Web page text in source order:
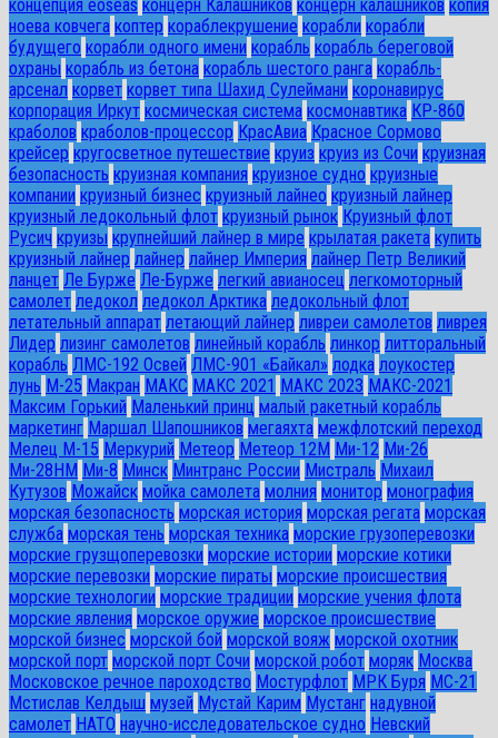
концепция eoseas концерн Калашников концерн калашников копия
ноева ковчега коптер кораблекрушение корабли корабли
будущего корабли одного имени корабль корабль береговой
охраны корабль из бетона корабль шестого ранга корабль-
арсенал корвет корвет типа Шахид Сулеймани коронавирус
корпорация Иркут космическая система космонавтика КР-860
краболов краболов-процессор КрасАвиа Красное Сормово
крейсер кругосветное путешествие круиз круиз из Сочи круизная
безопасность круизная компания круизное судно круизные
компании круизный бизнес круизный лайнео круизный лайнер
круизный ледокольный флот круизный рынок Круизный флот
Русич круизы крупнейший лайнер в мире крылатая ракета купить
круизный лайнер лайнер лайнер Империя лайнер Петр Великий
ланцет Ле Бурже Ле-Бурже легкий авианосец легкомоторный
самолет ледокол ледокол Арктика ледокольный флот
летательный аппарат летающий лайнер ливреи самолетов ливрея
Лидер лизинг самолетов линейный корабль линкор литторальный
корабль ЛМС-192 Освей ЛМС-901 «Байкал» лодка лоукостер
лунь М-25 Макран МАКС МАКС 2021 МАКС 2023 МАКС-2021
Максим Горький Маленький принц малый ракетный корабль
маркетинг Маршал Шапошников мегаяхта межфлотский переход
Мелец М-15 Меркурий Метеор Метеор 12М Ми-12 Ми-26
Ми-28HM Ми-8 Минск Минтранс России Мистраль Михаил
Кутузов Можайск мойка самолета молния монитор монография
морская безопасность морская история морская регата морская
служба морская тень морская техника морские грузоперевозки
морские грузщоперевозки морские истории морские котики
морские перевозки морские пираты морские происшествия
морские технологии морские традиции морские учения флота
морские явления морское оружие морское происшествие
морской бизнес морской бой морской вояж морской охотник
морской порт морской порт Сочи морской робот моряк Москва
Московское речное пароходство Мостурфлот МРК Буря МС-21
Мстислав Келдыш музей Мустай Карим Мустанг надувной
самолет НАТО научно-исследовательское судно Невский